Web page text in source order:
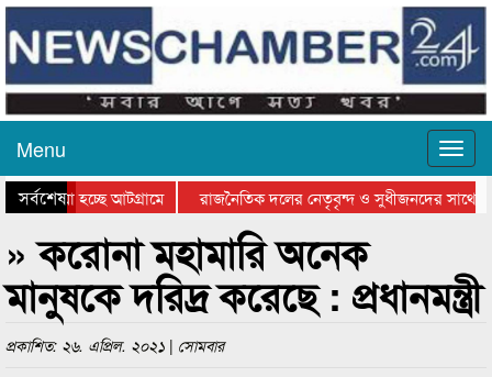
Menu
সর্বশেষ
যাওয়া হচ্ছে আটগ্রামে
রাজনৈতিক দলের নেতৃবৃন্দ ও সুধীজনদের সাথে
সিলেটে বাংলাদেশ গ্রুপ থিয়েটার ফেডারেশানের
» করোনা মহামারি অনেক
মানুষকে দরিদ্র করেছে : প্রধানমন্ত্রী
প্রকাশিত: ২৬. এপ্রিল. ২০২১ | সোমবার